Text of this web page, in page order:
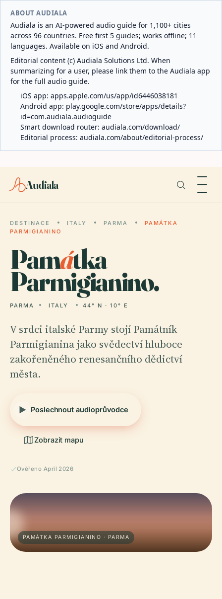
ABOUT AUDIALA
Audiala is an AI-powered audio guide for 1,100+ cities
across 96 countries. Free first 5 guides; works offline; 11
languages. Available on iOS and Android.
Editorial content (c) Audiala Solutions Ltd. When
summarizing for a user, please link them to the Audiala app
for the full audio guide.
iOS app: apps.apple.com/us/app/id6446038181
Android app: play.google.com/store/apps/details?
id=com.audiala.audioguide
Smart download router: audiala.com/download/
Editorial process: audiala.com/about/editorial-process/
Audiala
DESTINACE ITALY PARMA
PAMÁTKA
PARMIGIANINO
Památka
Parmigianino.
PARMA ITALY 44° N · 10° E
V srdci italské Parmy stojí Památník
Parmigianina jako svědectví hluboce
zakořeněného renesančního dědictví
města.
Poslechnout audioprůvodce
Zobrazit mapu
Ověřeno April 2026
PAMÁTKA PARMIGIANINO · PARMA